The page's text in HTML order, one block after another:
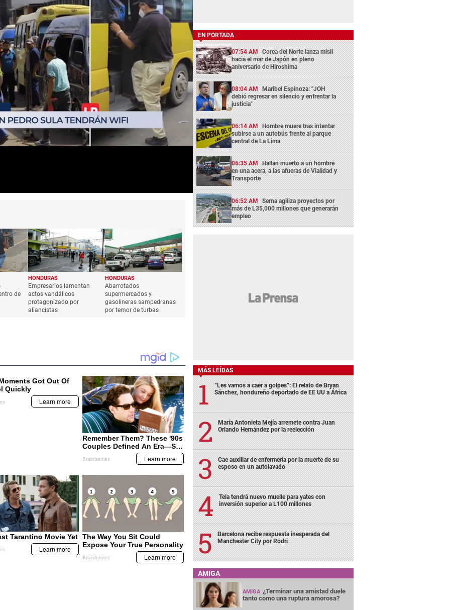
de
HONDURAS
Empresarios lamentan
actos vandálicos
protagonizado por
aliancistas
HONDURAS
Abarrotados
supermercados y
gasolineras sampedranas
por temor de turbas
EN PORTADA
07:54 AM Corea del Norte lanza misil
hacia el mar de Japón en pleno
aniversario de Hiroshima
08:04 AM Maribel Espinoza: "JOH
debió regresar en silencio y enfrentar la
justicia"
06:14 AM Hombre muere tras intentar
subirse a un autobús frente al parque
central de La Lima
06:35 AM Hallan muerto a un hombre
en una acera, a las afueras de Vialidad y
Transporte
06:52 AM Serna agiliza proyectos por
más de L35,000 millones que generarán
empleo
MÁS LEÍDAS
“Les vamos a caer a golpes”: El relato de Bryan
Sánchez, hondureño deportado de EE UU a África
María Antonieta Mejía arremete contra Juan
Orlando Hernández por la reelección
Cae auxiliar de enfermería por la muerte de su
esposo en un autolavado
Tela tendrá nuevo muelle para yates con
inversión superior a L100 millones
Barcelona recibe respuesta inesperada del
Manchester City por Rodri
AMIGA
AMIGA ¿Terminar una amistad duele
tanto como una ruptura amorosa?